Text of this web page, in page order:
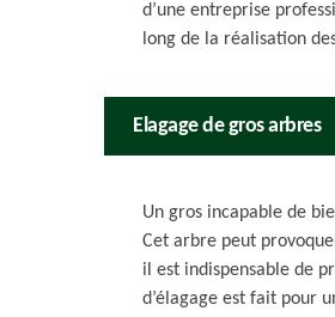
d’une entreprise
long de la réalisation
Elagage de gros arbres
Un gros incapable de
Cet arbre peut
il est indispensable de
d’élagage est fait pour